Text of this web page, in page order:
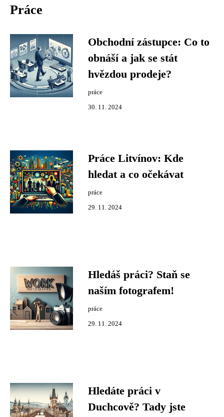
Práce
Obchodní zástupce: Co to
obnáší a jak se stát
hvězdou prodeje?
práce
30. 11. 2024
Práce Litvínov: Kde
hledat a co očekávat
práce
29. 11. 2024
Hledáš práci? Staň se
naším fotografem!
práce
29. 11. 2024
Hledáte práci v
Duchcově? Tady jste